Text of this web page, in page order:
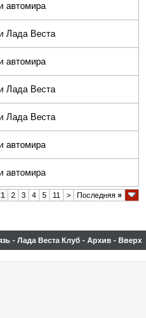
автомира
Лада Веста
автомира
Лада Веста
Лада Веста
автомира
автомира
1 2 3 4 5 11 > Последняя »
- Лада Веста Клуб - Архив - Вверх